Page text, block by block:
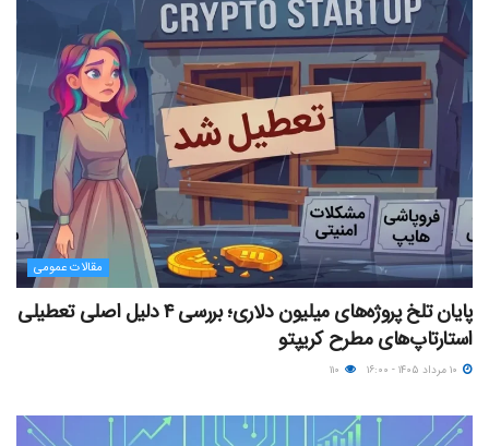
مقالات عمومی
پایان تلخ پروژه‌های میلیون دلاری؛ بررسی ۴ دلیل اصلی تعطیلی
استارتاپ‌های مطرح کریپتو